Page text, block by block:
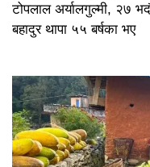
टोपलाल अर्यालगुल्मी, २७
बहादुर थापा ५५ बर्षका भए